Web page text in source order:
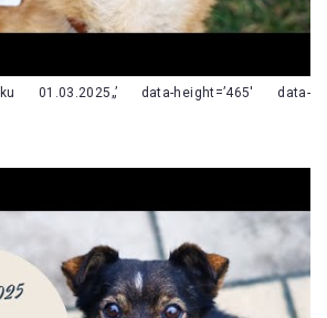
01.03.2025„’ data-height=’465′ data-